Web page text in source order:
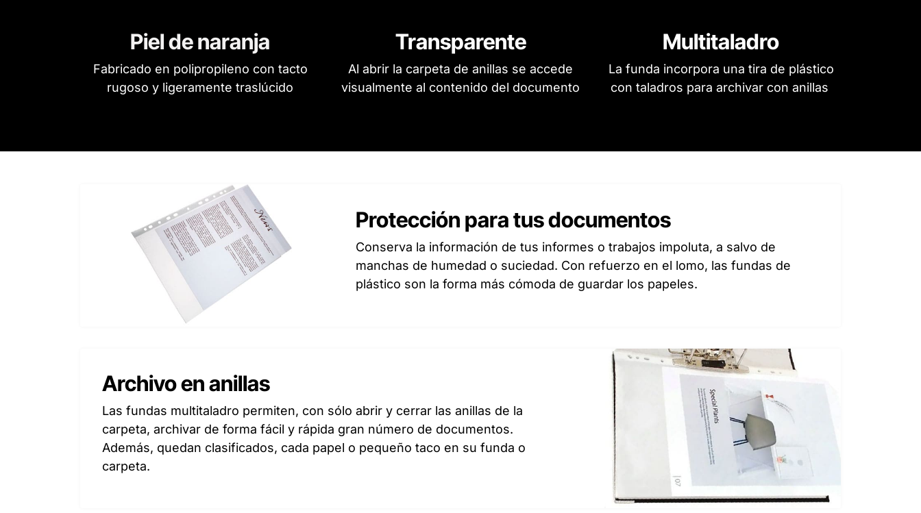
Piel de naranja
Fabricado en polipropileno con tacto
rugoso y ligeramente traslúcido
Transparente
Al abrir la carpeta de anillas se accede
visualmente al contenido del documento
Multitaladro
La funda incorpora una tira de plástico
con taladros para archivar con anillas
Protección para tus documentos
Conserva la información de tus informes o trabajos impoluta, a salvo de
manchas de humedad o suciedad. Con refuerzo en el lomo, las fundas de
plástico son la forma más cómoda de guardar los papeles.
Archivo en anillas
Las fundas multitaladro permiten, con sólo abrir y cerrar las anillas de la
carpeta, archivar de forma fácil y rápida gran número de documentos.
Además, quedan clasificados, cada papel o pequeño taco en su funda o
carpeta.